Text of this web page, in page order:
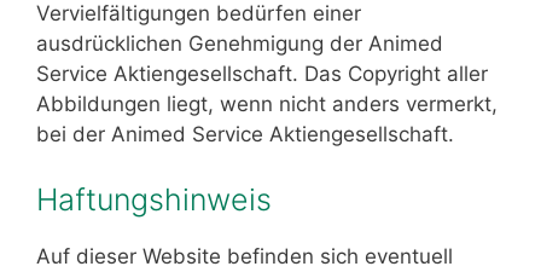
Vervielfältigungen bedürfen einer
ausdrücklichen Genehmigung der Animed
Service Aktiengesellschaft. Das Copyright aller
Abbildungen liegt, wenn nicht anders vermerkt,
bei der Animed Service Aktiengesellschaft.
Haftungshinweis
Auf dieser Website befinden sich eventuell